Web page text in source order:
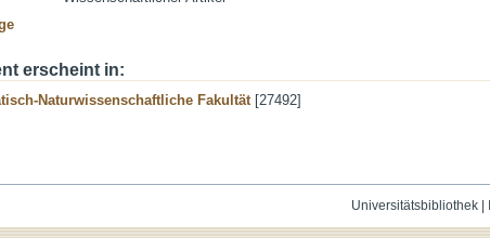
erscheint in:
Naturwissenschaftliche Fakultät[27492]
Universitätsbibliothek|